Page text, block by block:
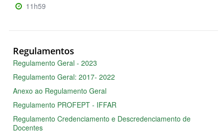
11h59
Regulamentos
Regulamento Geral - 2023
Regulamento Geral: 2017- 2022
Anexo ao Regulamento Geral
Regulamento PROFEPT - IFFAR
Regulamento Credenciamento e Descredenciamento de
Docentes